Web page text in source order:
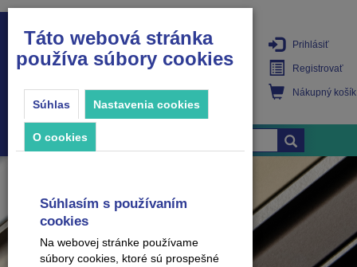
PRODUKTY
Prihlásiť
Registrovať
Nákupný košík
Táto webová stránka
používa súbory cookies
Súhlas Nastavenia cookies
O cookies
Súhlasím s používaním
cookies
Na webovej stránke používame
súbory cookies, ktoré sú prospešné